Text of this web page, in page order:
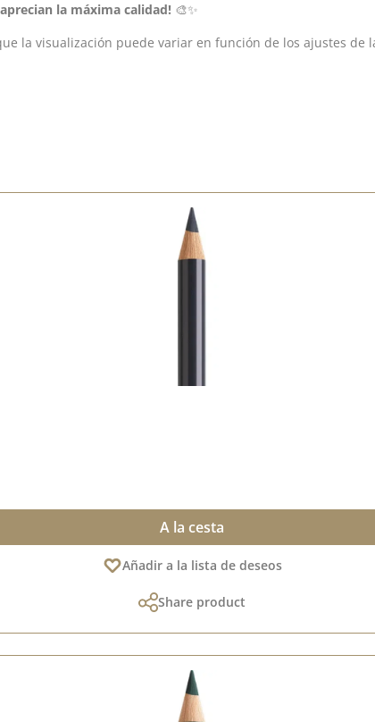
la máxima calidad! 🎨✨
la visualización puede variar en función de los ajustes de
A la cesta
Añadir a la lista de deseos
Share product